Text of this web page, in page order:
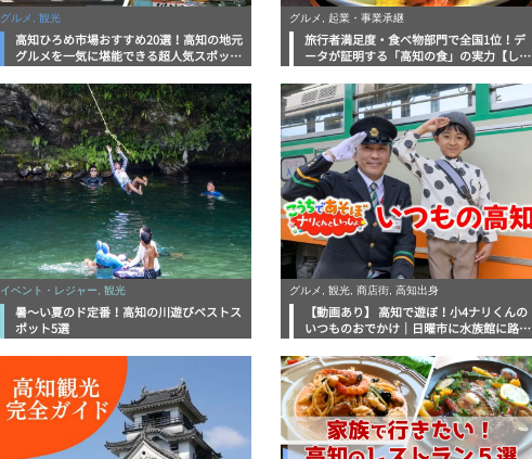
グルメ, 観光
高知ひろめ市場おすすめ20選！高知の地元
グルメを一気に堪能できる超人気スポット
グルメ, 起業・事業承継
旅行者満足度・食べ物部門で全国1位！デ
ータが証明する「高知の食」の実力【しぎ
イベント・レジャー, 観光
暑～い夏のド定番！高知の川遊びベストス
ポット5選
グルメ, 観光, 商店街, 高知出身
【動画あり】 高知で遊ぼ！小4ナリくんの
いつものおでかけ｜日曜市に水族館に路面